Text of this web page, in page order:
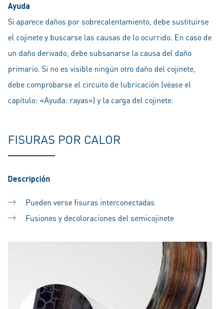
Ayuda
Si aparece daños por sobrecalentamiento, debe sustituirse
el cojinete y buscarse las causas de lo ocurrido. En caso de
un daño derivado, debe subsanarse la causa del daño
primario. Si no es visible ningún otro daño del cojinete,
debe comprobarse el circuito de lubricación (véase el
capítulo: «Ayuda: rayas») y la carga del cojinete.
FISURAS POR CALOR
Descripción
Pueden verse fisuras interconectadas
Fusiones y decoloraciones del semicojinete